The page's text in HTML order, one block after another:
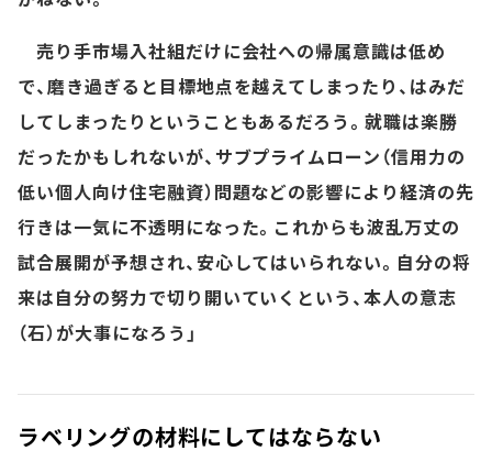
売り手市場入社組だけに会社への帰属意識は低め
で、磨き過ぎると目標地点を越えてしまったり、はみだ
してしまったりということもあるだろう。就職は楽勝
だったかもしれないが、サブプライムローン（信用力の
低い個人向け住宅融資）問題などの影響により経済の先
行きは一気に不透明になった。これからも波乱万丈の
試合展開が予想され、安心してはいられない。自分の将
来は自分の努力で切り開いていくという、本人の意志
（石）が大事になろう」
ラベリングの材料にしてはならない